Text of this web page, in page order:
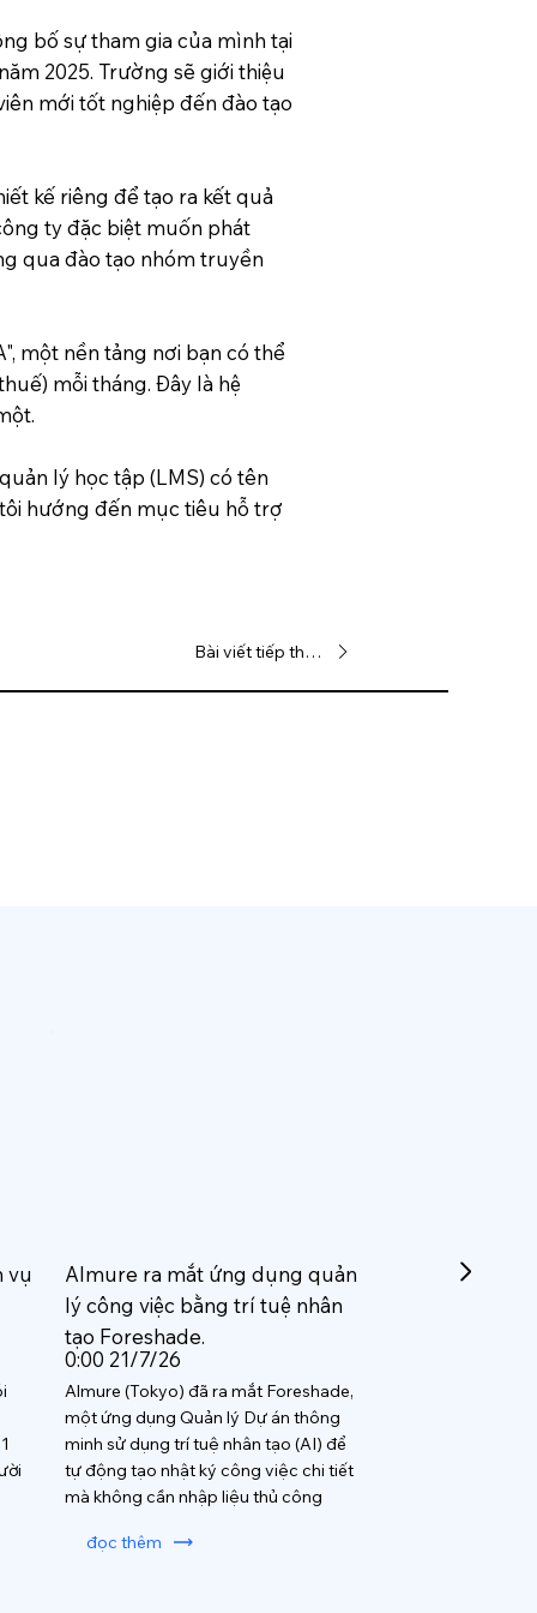
bố sự tham gia của mình tại
2025. Trường sẽ giới thiệu
mới tốt nghiệp đến đào tạo
kế riêng để tạo ra kết quả
ty đặc biệt muốn phát
qua đào tạo nhóm truyền
một nền tảng nơi bạn có thể
mỗi tháng. Đây là hệ
lý học tập (LMS) có tên
hướng đến mục tiêu hỗ trợ
Bài viết tiếp theo
vụ
Almure ra mắt ứng dụng quản
lý công việc bằng trí tuệ nhân
tạo Foreshade.
0:00 21/7/26
Almure (Tokyo) đã ra mắt Foreshade,
một ứng dụng Quản lý Dự án thông
minh sử dụng trí tuệ nhân tạo (AI) để
tự động tạo nhật ký công việc chi tiết
mà không cần nhập liệu thủ công
đọc thêm